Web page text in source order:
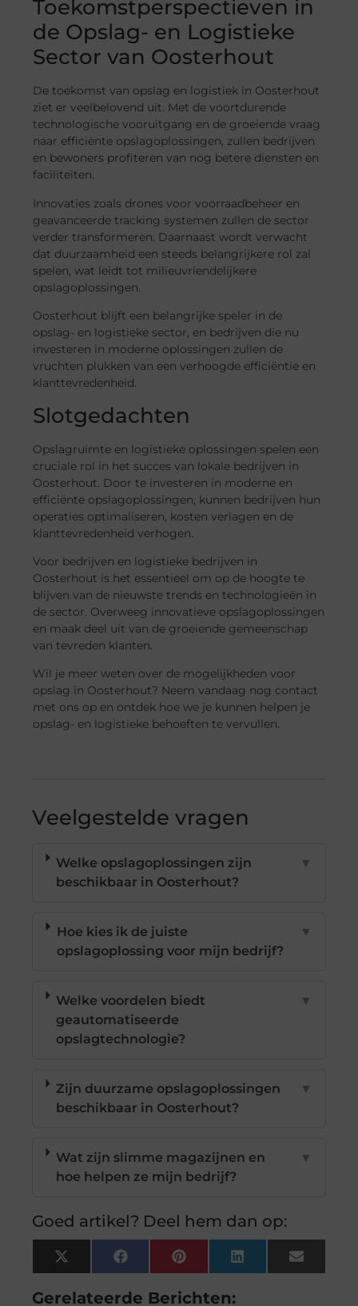
Toekomstperspectieven in
de Opslag- en Logistieke
Sector van Oosterhout
De toekomst van opslag en logistiek in Oosterhout
ziet er veelbelovend uit. Met de voortdurende
technologische vooruitgang en de groeiende vraag
naar efficiënte opslagoplossingen, zullen bedrijven
en bewoners profiteren van nog betere diensten en
faciliteiten.
Innovaties zoals drones voor voorraadbeheer en
geavanceerde tracking systemen zullen de sector
verder transformeren. Daarnaast wordt verwacht
dat duurzaamheid een steeds belangrijkere rol zal
spelen, wat leidt tot milieuvriendelijkere
opslagoplossingen.
Oosterhout blijft een belangrijke speler in de
opslag- en logistieke sector, en bedrijven die nu
investeren in moderne oplossingen zullen de
vruchten plukken van een verhoogde efficiëntie en
klanttevredenheid.
Slotgedachten
Opslagruimte en logistieke oplossingen spelen een
cruciale rol in het succes van lokale bedrijven in
Oosterhout. Door te investeren in moderne en
efficiënte opslagoplossingen, kunnen bedrijven hun
operaties optimaliseren, kosten verlagen en de
klanttevredenheid verhogen.
Voor bedrijven en logistieke bedrijven in
Oosterhout is het essentieel om op de hoogte te
blijven van de nieuwste trends en technologieën in
de sector. Overweeg innovatieve opslagoplossingen
en maak deel uit van de groeiende gemeenschap
van tevreden klanten.
Wil je meer weten over de mogelijkheden voor
opslag in Oosterhout? Neem vandaag nog contact
met ons op en ontdek hoe we je kunnen helpen je
opslag- en logistieke behoeften te vervullen.
Veelgestelde vragen
Welke opslagoplossingen zijn
beschikbaar in Oosterhout?
▼
Hoe kies ik de juiste
opslagoplossing voor mijn bedrijf?
▼
Welke voordelen biedt
geautomatiseerde
opslagtechnologie?
▼
Zijn duurzame opslagoplossingen
beschikbaar in Oosterhout?
▼
Wat zijn slimme magazijnen en
hoe helpen ze mijn bedrijf?
▼
Goed artikel? Deel hem dan op:
X
(Twitter)
FacebookPinterestLinkedInEmail
Gerelateerde Berichten: